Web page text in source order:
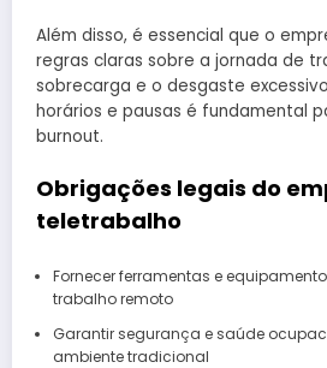
Além disso, é essencial que o
regras claras sobre a jornada de
sobrecarga e o desgaste
horários e pausas é fundamental
burnout.
Obrigações legais do
teletrabalho
Fornecer ferramentas e
trabalho remoto
Garantir segurança e saúde
ambiente tradicional